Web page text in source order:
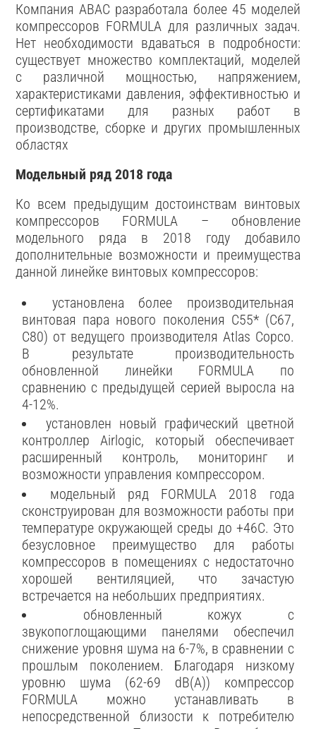
Компания ABAC разработала более 45 моделей
компрессоров FORMULA для различных задач.
Нет необходимости вдаваться в подробности:
существует множество комплектаций, моделей
с различной мощностью, напряжением,
характеристиками давления, эффективностью и
сертификатами для разных работ в
производстве, сборке и других промышленных
областях
Модельный ряд 2018 года
Ко всем предыдущим достоинствам винтовых
компрессоров FORMULA – обновление
модельного ряда в 2018 году добавило
дополнительные возможности и преимущества
данной линейке винтовых компрессоров:
установлена более производительная
винтовая пара нового поколения C55* (C67,
C80) от ведущего производителя Atlas Copco.
В результате производительность
обновленной линейки FORMULA по
сравнению с предыдущей серией выросла на
4-12%.
установлен новый графический цветной
контроллер Airlogic, который обеспечивает
расширенный контроль, мониторинг и
возможности управления компрессором.
модельный ряд FORMULA 2018 года
сконструирован для возможности работы при
температуре окружающей среды до +46С. Это
безусловное преимущество для работы
компрессоров в помещениях с недостаточно
хорошей вентиляцией, что зачастую
встречается на небольших предприятиях.
обновленный кожух с
звукопоглощающими панелями обеспечил
снижение уровня шума на 6-7%, в сравнении с
прошлым поколением. Благодаря низкому
уровню шума (62-69 dB(A)) компрессор
FORMULA можно устанавливать в
непосредственной близости к потребителю